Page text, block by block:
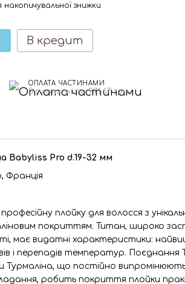
знижки
В кредит
ОПЛАТА ЧАСТИНАМИ
3 платежі по 971.67 грн
Babyliss Pro d.19-32 мм
Франція
плойку для волосся з
покриттям. Титан, широко
має видатні характеристики:
і перепадів температур. Поєднання
Турмаліна, що постійно
робить покриття плойки